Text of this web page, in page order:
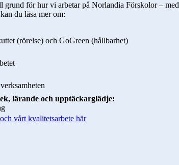
grund för hur vi arbetar på Norlandia Förskolor – med
du läsa mer om:
(rörelse) och GoGreen (hållbarhet)
lärande och upptäckarglädje:
vårt kvalitetsarbete här